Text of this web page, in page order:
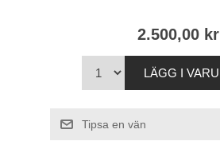
2.500,00 kr